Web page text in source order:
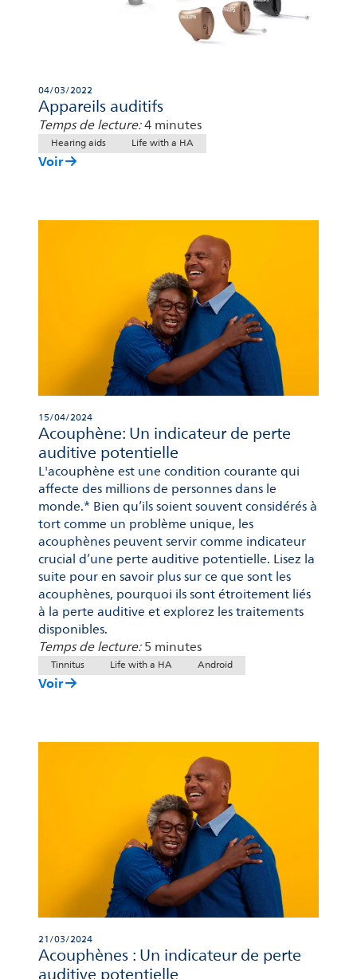
04/03/2022
Appareils auditifs
Temps de lecture:4 minutes
Hearing aids Life with a HA
Voir
15/04/2024
Acouphène: Un indicateur de perte
auditive potentielle
L'acouphène est une condition courante qui
affecte des millions de personnes dans le
monde.* Bien qu’ils soient souvent considérés à
tort comme un problème unique, les
acouphènes peuvent servir comme indicateur
crucial d’une perte auditive potentielle. Lisez la
suite pour en savoir plus sur ce que sont les
acouphènes, pourquoi ils sont étroitement liés
à la perte auditive et explorez les traitements
disponibles.
Temps de lecture:5 minutes
Tinnitus Life with a HA Android
Voir
21/03/2024
Acouphènes : Un indicateur de perte